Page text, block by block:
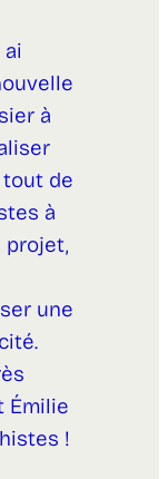
à
tout de
à
projet,
une
Émilie
!